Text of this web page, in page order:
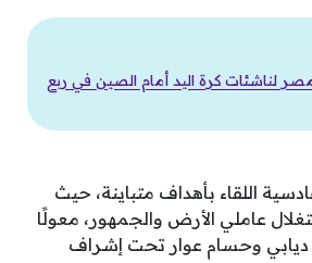
لناشئات كرة اليد أمام الصين في ربع
اللقاء بأهداف متباينة، حيث
عاملي الأرض والجمهور، معولًا
وحسام عوار تحت إشراف